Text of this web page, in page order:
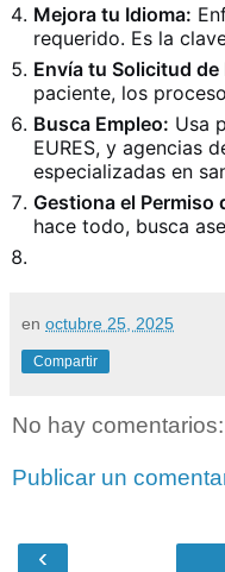
Mejora tu Idioma:
requerido. Es la
Envía tu Solicitud
paciente, los
Busca Empleo: Usa
EURES, y agencias
especializadas en
Gestiona el Permiso
hace todo, busca
en octubre 25, 2025
Compartir
No hay comentarios:
Publicar un
‹